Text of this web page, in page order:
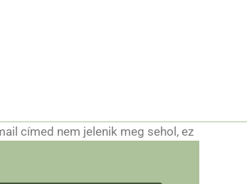
címed nem jelenik meg sehol, ez